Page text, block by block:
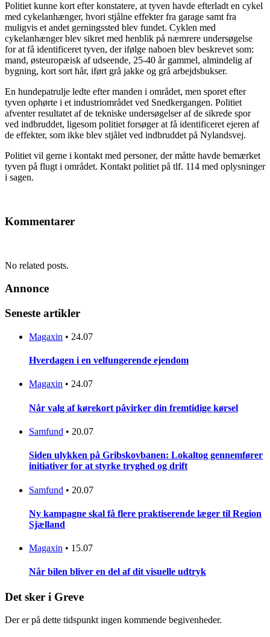
Politiet kunne kort efter konstatere, at tyven havde efterladt en cykel
med cykelanhænger, hvori stjålne effekter fra garage samt fra
muligvis et andet gerningssted blev fundet. Cyklen med
cykelanhænger blev sikret med henblik på næmrere undersøgelse
for at få identificeret tyven, der ifølge naboen blev beskrevet som:
mand, østeuropæisk af udseende, 25-40 år gammel, almindelig af
bygning, kort sort hår, iført grå jakke og grå arbejdsbukser.
En hundepatrulje ledte efter manden i området, men sporet efter
tyven ophørte i et industriområdet ved Snedkergangen. Politiet
afventer resultatet af de tekniske undersøgelser af de sikrede spor
ved indbruddet, ligesom politiet forsøger at få identificeret ejeren af
de effekter, som ikke blev stjålet ved indbruddet på Nylandsvej.
Politiet vil gerne i kontakt med personer, der måtte havde bemærket
tyven på flugt i området. Kontakt politiet på tlf. 114 med oplysninger
i sagen.
Kommentarer
No related posts.
Annonce
Seneste artikler
Magaxin • 24.07
Hverdagen i en velfungerende ejendom
Magaxin • 24.07
Når valg af kørekort påvirker din fremtidige kørsel
Samfund • 20.07
Siden ulykken på Gribskovbanen: Lokaltog gennemfører
initiativer for at styrke tryghed og drift
Samfund • 20.07
Ny kampagne skal få flere praktiserende læger til Region
Sjælland
Magaxin • 15.07
Når bilen bliver en del af dit visuelle udtryk
Det sker i Greve
Der er på dette tidspunkt ingen kommende begivenheder.